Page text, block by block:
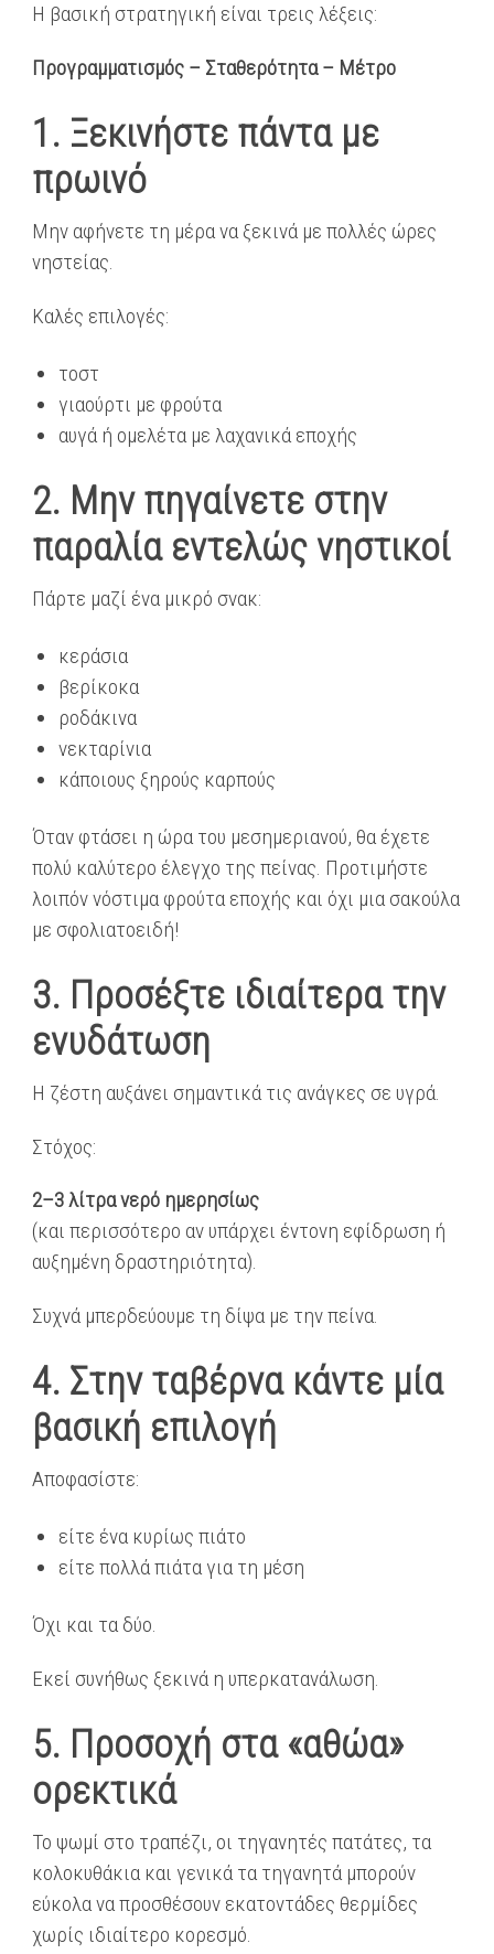
Η βασική στρατηγική είναι τρεις λέξεις:
Προγραμματισμός – Σταθερότητα – Μέτρο
1. Ξεκινήστε πάντα με
πρωινό
Μην αφήνετε τη μέρα να ξεκινά με πολλές ώρες
νηστείας.
Καλές επιλογές:
τοστ
γιαούρτι με φρούτα
αυγά ή ομελέτα με λαχανικά εποχής
2. Μην πηγαίνετε στην
παραλία εντελώς νηστικοί
Πάρτε μαζί ένα μικρό σνακ:
κεράσια
βερίκοκα
ροδάκινα
νεκταρίνια
κάποιους ξηρούς καρπούς
Όταν φτάσει η ώρα του μεσημεριανού, θα έχετε
πολύ καλύτερο έλεγχο της πείνας. Προτιμήστε
λοιπόν νόστιμα φρούτα εποχής και όχι μια σακούλα
με σφολιατοειδή!
3. Προσέξτε ιδιαίτερα την
ενυδάτωση
Η ζέστη αυξάνει σημαντικά τις ανάγκες σε υγρά.
Στόχος:
2–3 λίτρα νερό ημερησίως
(και περισσότερο αν υπάρχει έντονη εφίδρωση ή
αυξημένη δραστηριότητα).
Συχνά μπερδεύουμε τη δίψα με την πείνα.
4. Στην ταβέρνα κάντε μία
βασική επιλογή
Αποφασίστε:
είτε ένα κυρίως πιάτο
είτε πολλά πιάτα για τη μέση
Όχι και τα δύο.
Εκεί συνήθως ξεκινά η υπερκατανάλωση.
5. Προσοχή στα «αθώα»
ορεκτικά
Το ψωμί στο τραπέζι, οι τηγανητές πατάτες, τα
κολοκυθάκια και γενικά τα τηγανητά μπορούν
εύκολα να προσθέσουν εκατοντάδες θερμίδες
χωρίς ιδιαίτερο κορεσμό.